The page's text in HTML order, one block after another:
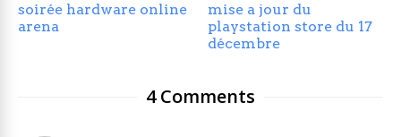
soirée hardware online
arena
mise a jour du
playstation store du 17
décembre
4 Comments